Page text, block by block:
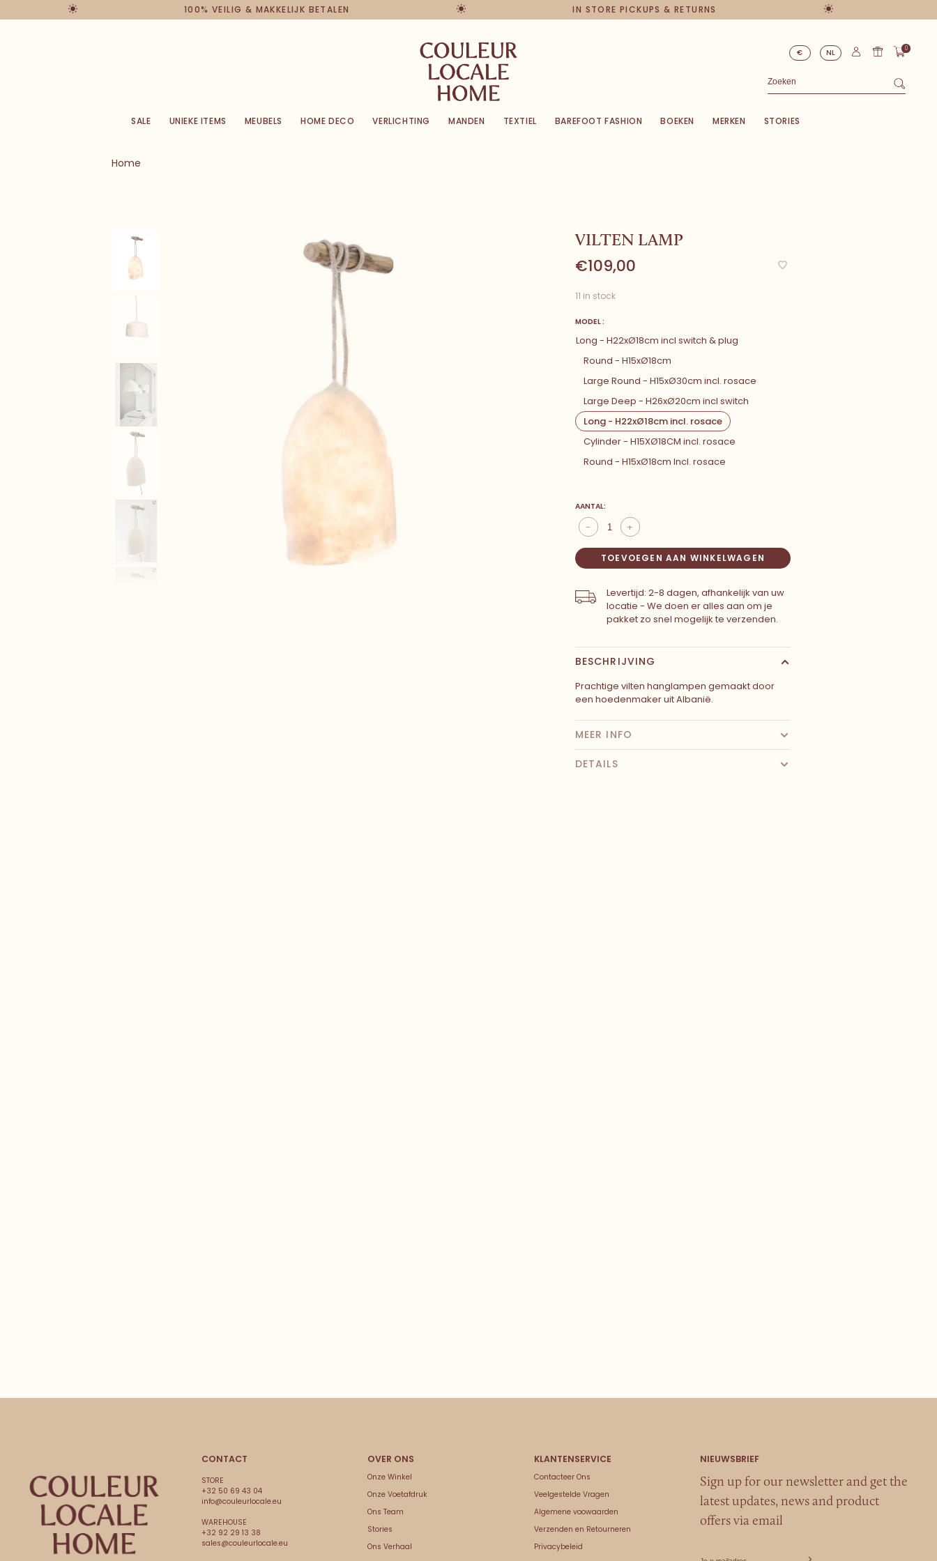
100% VEILIG & MAKKELIJK BETALEN IN STORE PICKUPS & RETURNS
€ NL 0
SALE UNIEKE ITEMS MEUBELS HOME DECO VERLICHTING MANDEN TEXTIEL BAREFOOT FASHION BOEKEN MERKEN STORIES
Home
VILTEN LAMP
€109,00
11 in stock
MODEL :
Long - H22xØ18cm incl switch & plug
Round - H15xØ18cm
Large Round - H15xØ30cm incl. rosace
Large Deep - H26xØ20cm incl switch
Long - H22xØ18cm incl. rosace
Cylinder - H15XØ18CM incl. rosace
Round - H15xØ18cm Incl. rosace
AANTAL:
+
-
TOEVOEGEN AAN WINKELWAGEN
Levertijd: 2-8 dagen, afhankelijk van uw
locatie - We doen er alles aan om je
pakket zo snel mogelijk te verzenden.
BESCHRIJVING
Prachtige vilten hanglampen gemaakt door
een hoedenmaker uit Albanië.
MEER INFO
DETAILS
CONTACT
STORE
+32 50 69 43 04
info@couleurlocale.eu
WAREHOUSE
+32 92 29 13 38
sales@couleurlocale.eu
Onze Winkel
Onze Voetafdruk
Ons Team
Stories
Ons Verhaal
Contacteer Ons
Veelgestelde Vragen
Algemene voowaarden
Verzenden en Retourneren
Privacybeleid
Sign up for our newsletter and get the
latest updates, news and product
offers via email